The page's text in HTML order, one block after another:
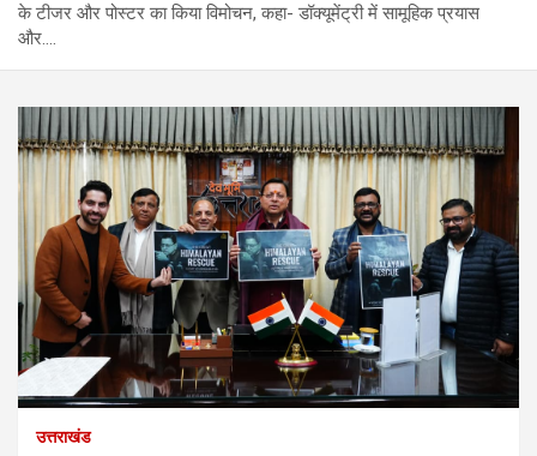
के टीजर और पोस्टर का किया विमोचन, कहा- डॉक्यूमेंट्री में सामूहिक प्रयास
और….
उत्तराखंड